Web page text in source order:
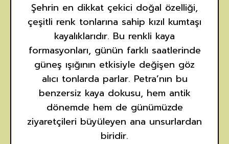
Şehrin en dikkat çekici doğal özelliği,
çeşitli renk tonlarına sahip kızıl kumtaşı
kayalıklarıdır. Bu renkli kaya
formasyonları, günün farklı saatlerinde
güneş ışığının etkisiyle değişen göz
alıcı tonlarda parlar. Petra’nın bu
benzersiz kaya dokusu, hem antik
dönemde hem de günümüzde
ziyaretçileri büyüleyen ana unsurlardan
biridir.